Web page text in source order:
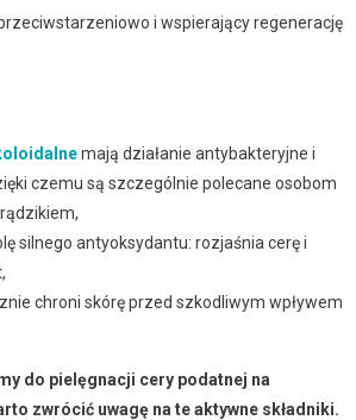
i wspierający regenerację
mają działanie antybakteryjne i
czemu są szczególnie polecane osobom
silnego antyoksydantu: rozjaśnia cerę i
chroni skórę przed szkodliwym wpływem
do pielęgnacji cery podatnej na
zwrócić uwagę na te aktywne składniki.